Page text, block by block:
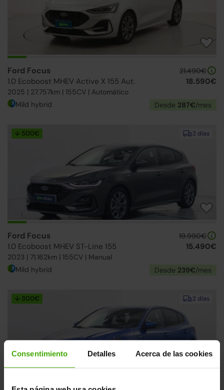
Consentimiento Detalles Acerca de las cookies
Ford Focus
1.0 Ecoboost MHEV Active X 155 Aut.
2025 | 27.757km | 155CV | Automático
21.490€
18.590€
Mild hybrid Desde 287€/mes
2 días
↓ 500€
Ford Focus
1.0 Ecoboost MHEV ST-Line 155
2023 | 71.162km | 155CV | Manual
19.990€
15.490€
Mild hybrid Desde 239€/mes
2 días
↓ 300€